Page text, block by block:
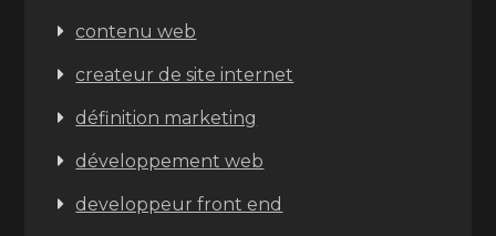
contenu web
createur de site internet
définition marketing
développement web
developpeur front end